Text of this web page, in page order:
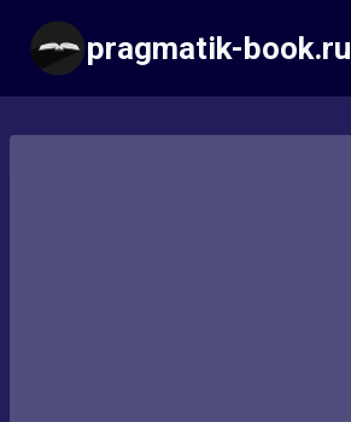
Перейти
содержимому
pragmatik-book.ru